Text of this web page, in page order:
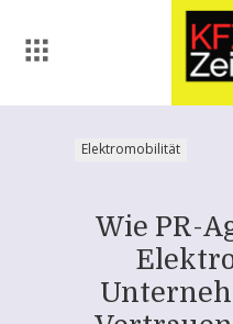
Elektromobilität
Wie PR-